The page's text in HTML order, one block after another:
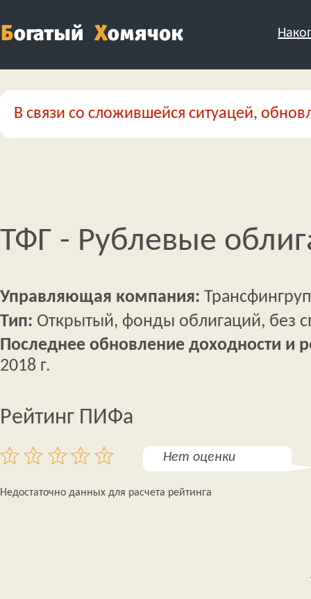
В связи со сложившейся ситуацей,
ТФГ - Рублевые
Управляющая компания:
Тип: Открытый, фонды облигаций, без
Последнее обновление доходности и
2018 г.
Рейтинг ПИФа
Нет оценки
Недостаточно данных для расчета рейтинга